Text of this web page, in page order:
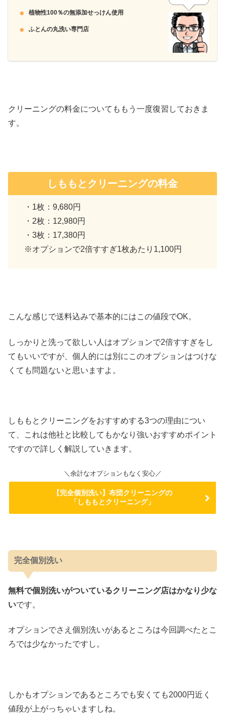
植物性100％の無添加せっけん使用
ふとんの丸洗い専門店
クリーニングの料金についてももう一度復習しておきま
す。
しももとクリーニングの料金
・1枚：9,680円
・2枚：12,980円
・3枚：17,380円
※オプションで2倍すすぎ1枚あたり1,100円
こんな感じで送料込みで基本的にはこの値段でOK。
しっかりと洗って欲しい人はオプションで2倍すすぎをし
てもいいですが、個人的には別にこのオプションはつけな
くても問題ないと思いますよ。
しももとクリーニングをおすすめする3つの理由につい
て、これは他社と比較してもかなり強いおすすめポイント
ですので詳しく解説していきます。
＼余計なオプションもなく安心／
【完全個別洗い】布団クリーニングの
「しももとクリーニング」
完全個別洗い
無料で個別洗いがついているクリーニング店はかなり少な
いです。
オプションでさえ個別洗いがあるところは今回調べたとこ
ろでは少なかったですし。
しかもオプションであるところでも安くても2000円近く
値段が上がっちゃいますしね。